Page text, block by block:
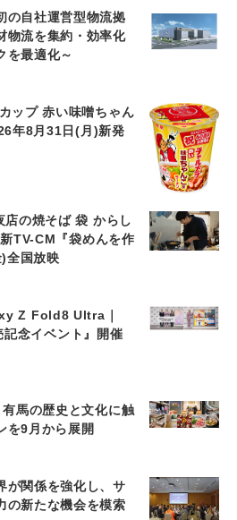
の自社運営型物流拠
物流を集約・効率化
を最適化～
ップ 赤い味噌ちゃん
年8月31日(月)新発
店の焼そば 袋 からし
TV-CM『袋めんを作
全国放映
Z Fold8 Ultra｜
念イベント』開催
馬の歴史と文化に触
を9月から展開
が関係を強化し、サ
の新たな機会を模索